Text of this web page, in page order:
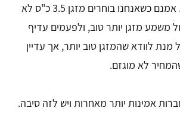
מזגן 3.5 כ"ס. אמנם כשאנחנו בוחרים מזגן 3.5 כ"ס לא
משמע מזגן יותר טוב, ולפעמים עדיף
מנת לוודא שהמזגן טוב יותר, אך עדיין
לא מוגזם.
אמינות יותר מאחרות ויש לזה סיבה.